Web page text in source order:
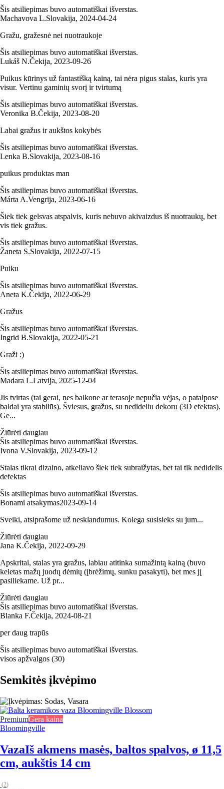
Šis atsiliepimas buvo automatiškai išverstas.
Machavova L.Slovakija, 2024‑04‑24
Gražu, gražesnė nei nuotraukoje
Šis atsiliepimas buvo automatiškai išverstas.
Lukáš N.Čekija, 2023‑09‑26
Puikus kūrinys už fantastišką kainą, tai nėra pigus stalas, kuris yra
visur. Vertinu gaminių svorį ir tvirtumą
Šis atsiliepimas buvo automatiškai išverstas.
Veronika B.Čekija, 2023‑08‑20
Labai gražus ir aukštos kokybės
Šis atsiliepimas buvo automatiškai išverstas.
Lenka B.Slovakija, 2023‑08‑16
puikus produktas man
Šis atsiliepimas buvo automatiškai išverstas.
Márta A.Vengrija, 2023‑06‑16
Šiek tiek gelsvas atspalvis, kuris nebuvo akivaizdus iš nuotraukų, bet
vis tiek gražus.
Šis atsiliepimas buvo automatiškai išverstas.
Žaneta S.Slovakija, 2022‑07‑15
Puiku
Šis atsiliepimas buvo automatiškai išverstas.
Aneta K.Čekija, 2022‑06‑29
Gražus
Šis atsiliepimas buvo automatiškai išverstas.
Ingrid B.Slovakija, 2022‑05‑21
Graži :)
Šis atsiliepimas buvo automatiškai išverstas.
Madara L.Latvija, 2025‑12‑04
Jis tvirtas (tai gerai, nes balkone ar terasoje nepučia vėjas, o patalpose
baldai yra stabilūs). Šviesus, gražus, su nedideliu dekoru (3D efektas).
Ge...
Žiūrėti daugiau
Šis atsiliepimas buvo automatiškai išverstas.
Ivona V.Slovakija, 2023‑09‑12
Stalas tikrai dizaino, atkeliavo šiek tiek subraižytas, bet tai tik nedidelis
defektas
Šis atsiliepimas buvo automatiškai išverstas.
Bonami atsakymas2023‑09‑14
Sveiki, atsiprašome už nesklandumus. Kolega susisieks su jum...
Žiūrėti daugiau
Jana K.Čekija, 2022‑09‑29
Apskritai, stalas yra gražus, labiau atitinka sumažintą kainą (buvo
keletas mažų juodų dėmių (įbrėžimų, sunku pasakyti), bet mes jį
pasiliekame. Už pr...
Žiūrėti daugiau
Šis atsiliepimas buvo automatiškai išverstas.
Blanka F.Čekija, 2024‑08‑21
per daug trapūs
Šis atsiliepimas buvo automatiškai išverstas.
visos apžvalgos (30)
Semkitės įkvėpimo
PremiumGera kaina
Bloomingville
VazaIš akmens masės, baltos spalvos, ø 11,5
cm, aukštis 14 cm
(2)